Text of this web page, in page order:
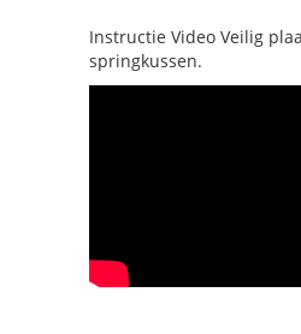
Instructie Video Veilig
springkussen.